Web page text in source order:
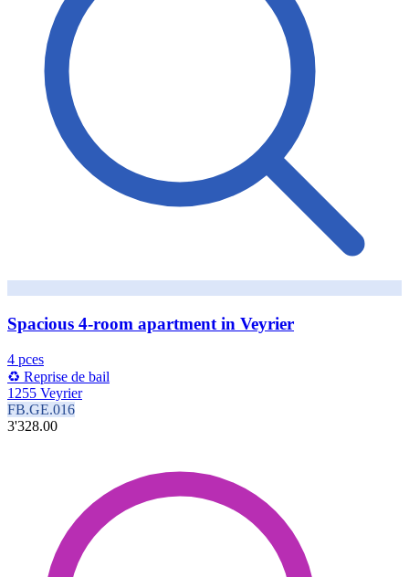
Spacious 4-room apartment in Veyrier
4 pces
♻️ Reprise de bail
1255 Veyrier
FB.GE.016
3'328.00